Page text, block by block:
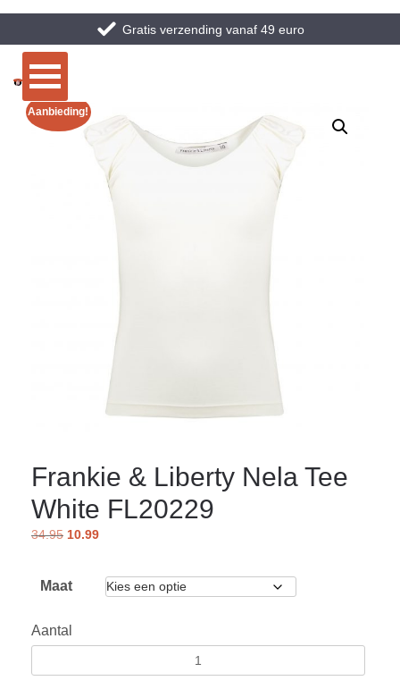
Gratis verzending vanaf 49 euro
Aanbieding!
Frankie & Liberty Nela Tee
White FL20229
34.95 10.99
Maat
Aantal